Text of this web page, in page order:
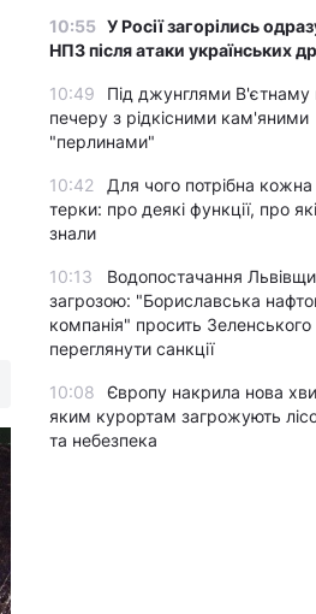
10:55 У Росії загорілись
НПЗ після атаки українських
10:49
Під джунглями В'єтнаму
печеру з рідкісними кам'яними
"перлинами"
10:42
Для чого потрібна
терки: про деякі функції, про
знали
10:13
Водопостачання
загрозою: "Бориславська
компанія" просить Зеленського
переглянути санкції
10:08
Європу накрила нова
яким курортам загрожують
та небезпека